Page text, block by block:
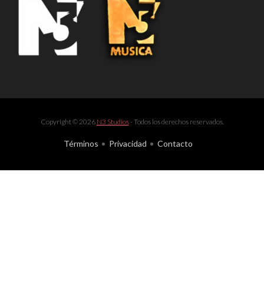
Copyright © 2026 N3 Studios- Todos los derechos reservados.
Términos Privacidad Contacto